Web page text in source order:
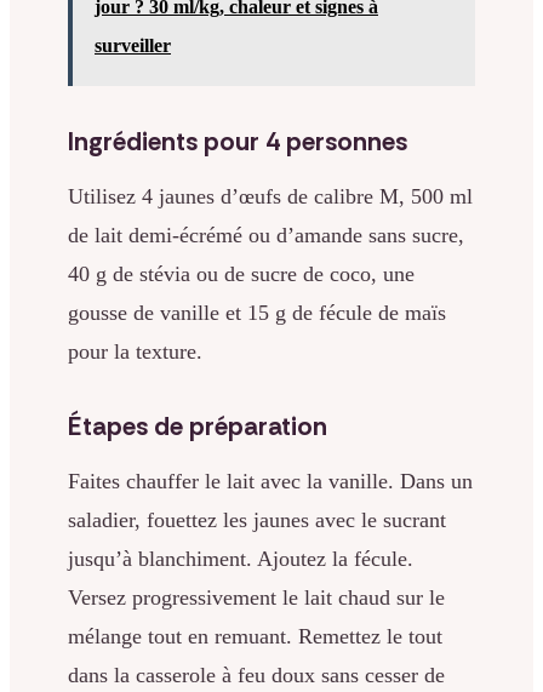
jour ? 30 ml/kg, chaleur et signes à
surveiller
Ingrédients pour 4 personnes
Utilisez 4 jaunes d’œufs de calibre M, 500 ml
de lait demi-écrémé ou d’amande sans sucre,
40 g de stévia ou de sucre de coco, une
gousse de vanille et 15 g de fécule de maïs
pour la texture.
Étapes de préparation
Faites chauffer le lait avec la vanille. Dans un
saladier, fouettez les jaunes avec le sucrant
jusqu’à blanchiment. Ajoutez la fécule.
Versez progressivement le lait chaud sur le
mélange tout en remuant. Remettez le tout
dans la casserole à feu doux sans cesser de